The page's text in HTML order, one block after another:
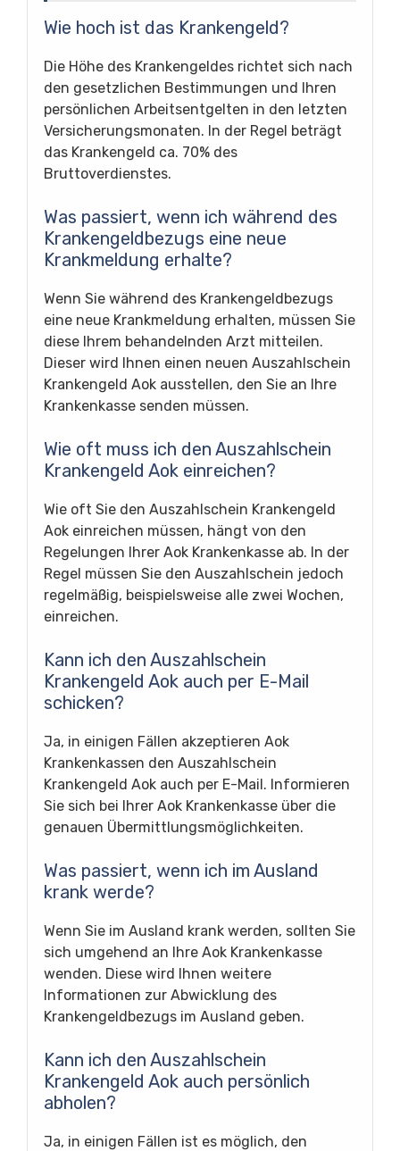
Wie hoch ist das Krankengeld?
Die Höhe des Krankengeldes richtet sich nach
den gesetzlichen Bestimmungen und Ihren
persönlichen Arbeitsentgelten in den letzten
Versicherungsmonaten. In der Regel beträgt
das Krankengeld ca. 70% des
Bruttoverdienstes.
Was passiert, wenn ich während des
Krankengeldbezugs eine neue
Krankmeldung erhalte?
Wenn Sie während des Krankengeldbezugs
eine neue Krankmeldung erhalten, müssen Sie
diese Ihrem behandelnden Arzt mitteilen.
Dieser wird Ihnen einen neuen Auszahlschein
Krankengeld Aok ausstellen, den Sie an Ihre
Krankenkasse senden müssen.
Wie oft muss ich den Auszahlschein
Krankengeld Aok einreichen?
Wie oft Sie den Auszahlschein Krankengeld
Aok einreichen müssen, hängt von den
Regelungen Ihrer Aok Krankenkasse ab. In der
Regel müssen Sie den Auszahlschein jedoch
regelmäßig, beispielsweise alle zwei Wochen,
einreichen.
Kann ich den Auszahlschein
Krankengeld Aok auch per E-Mail
schicken?
Ja, in einigen Fällen akzeptieren Aok
Krankenkassen den Auszahlschein
Krankengeld Aok auch per E-Mail. Informieren
Sie sich bei Ihrer Aok Krankenkasse über die
genauen Übermittlungsmöglichkeiten.
Was passiert, wenn ich im Ausland
krank werde?
Wenn Sie im Ausland krank werden, sollten Sie
sich umgehend an Ihre Aok Krankenkasse
wenden. Diese wird Ihnen weitere
Informationen zur Abwicklung des
Krankengeldbezugs im Ausland geben.
Kann ich den Auszahlschein
Krankengeld Aok auch persönlich
abholen?
Ja, in einigen Fällen ist es möglich, den